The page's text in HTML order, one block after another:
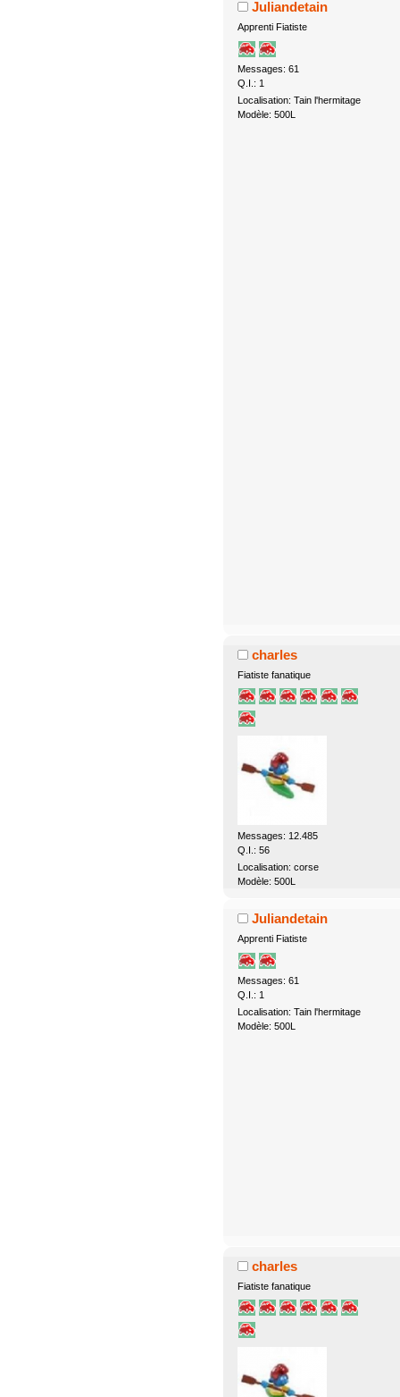
Juliandetain
Apprenti Fiatiste
Messages: 61
Q.I.: 1
Localisation: Tain l'hermitage
Modèle: 500L
charles
Fiatiste fanatique
Messages: 12.485
Q.I.: 56
Localisation: corse
Modèle: 500L
Juliandetain
Apprenti Fiatiste
Messages: 61
Q.I.: 1
Localisation: Tain l'hermitage
Modèle: 500L
charles
Fiatiste fanatique